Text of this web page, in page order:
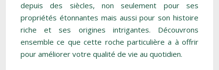
depuis des siècles, non seulement pour ses
propriétés étonnantes mais aussi pour son histoire
riche et ses origines intrigantes. Découvrons
ensemble ce que cette roche particulière a à offrir
pour améliorer votre qualité de vie au quotidien.